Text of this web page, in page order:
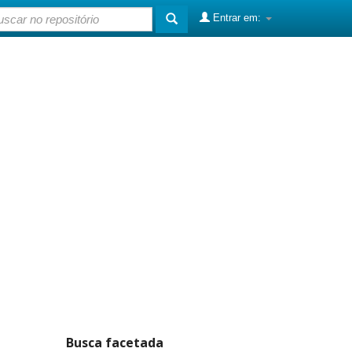
Entrar em:
Busca facetada